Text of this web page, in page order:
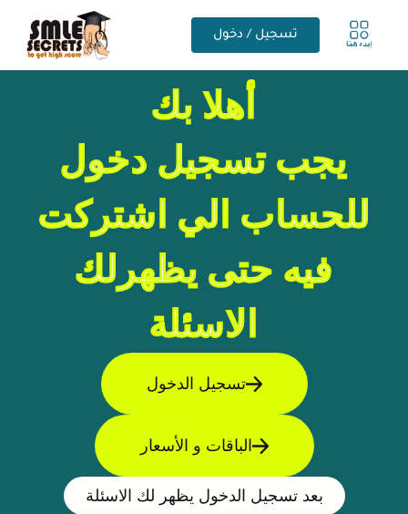
تسجيل / دخول
أهلا بك
يجب تسجيل دخول
للحساب الي اشتركت
فيه حتى يظهرلك
الاسئلة
تسجيل الدخول
الباقات و الأسعار
بعد تسجيل الدخول يظهر لك الاسئلة